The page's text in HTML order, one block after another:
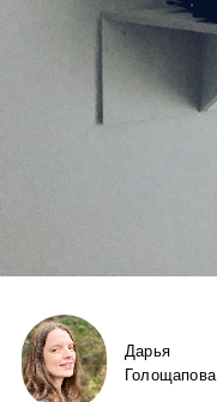
Дарья
Голощапова